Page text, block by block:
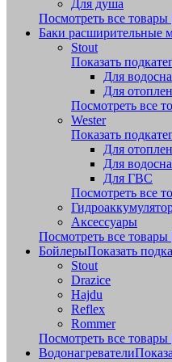
Для душа
Посмотреть все товары
Баки расширительные
Stout
Показать
Для
Для
Посмотреть все
Wester
Показать
Для
Для
Для ГВС
Посмотреть все
Аксессуары
Посмотреть все товары
БойлерыПоказать
Stout
Drazice
Hajdu
Reflex
Rommer
Посмотреть все товары
Водонагреватели